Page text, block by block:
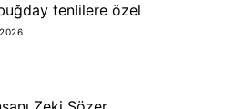
tenlilere özel